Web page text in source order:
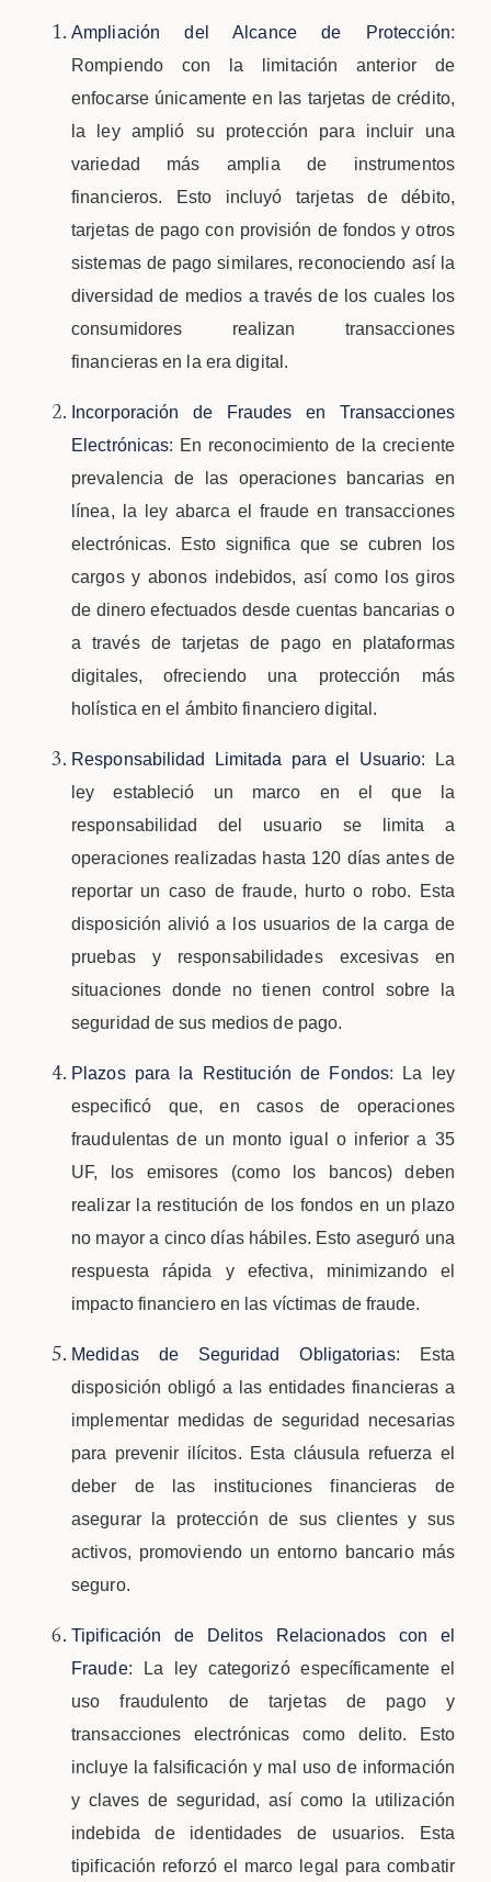
Ampliación del Alcance de Protección:
Rompiendo con la limitación anterior de
enfocarse únicamente en las tarjetas de crédito,
la ley amplió su protección para incluir una
variedad más amplia de instrumentos
financieros. Esto incluyó tarjetas de débito,
tarjetas de pago con provisión de fondos y otros
sistemas de pago similares, reconociendo así la
diversidad de medios a través de los cuales los
consumidores realizan transacciones
financieras en la era digital.
Incorporación de Fraudes en Transacciones
Electrónicas: En reconocimiento de la creciente
prevalencia de las operaciones bancarias en
línea, la ley abarca el fraude en transacciones
electrónicas. Esto significa que se cubren los
cargos y abonos indebidos, así como los giros
de dinero efectuados desde cuentas bancarias o
a través de tarjetas de pago en plataformas
digitales, ofreciendo una protección más
holística en el ámbito financiero digital.
Responsabilidad Limitada para el Usuario: La
ley estableció un marco en el que la
responsabilidad del usuario se limita a
operaciones realizadas hasta 120 días antes de
reportar un caso de fraude, hurto o robo. Esta
disposición alivió a los usuarios de la carga de
pruebas y responsabilidades excesivas en
situaciones donde no tienen control sobre la
seguridad de sus medios de pago.
Plazos para la Restitución de Fondos: La ley
especificó que, en casos de operaciones
fraudulentas de un monto igual o inferior a 35
UF, los emisores (como los bancos) deben
realizar la restitución de los fondos en un plazo
no mayor a cinco días hábiles. Esto aseguró una
respuesta rápida y efectiva, minimizando el
impacto financiero en las víctimas de fraude.
Medidas de Seguridad Obligatorias: Esta
disposición obligó a las entidades financieras a
implementar medidas de seguridad necesarias
para prevenir ilícitos. Esta cláusula refuerza el
deber de las instituciones financieras de
asegurar la protección de sus clientes y sus
activos, promoviendo un entorno bancario más
seguro.
Tipificación de Delitos Relacionados con el
Fraude: La ley categorizó específicamente el
uso fraudulento de tarjetas de pago y
transacciones electrónicas como delito. Esto
incluye la falsificación y mal uso de información
y claves de seguridad, así como la utilización
indebida de identidades de usuarios. Esta
tipificación reforzó el marco legal para combatir